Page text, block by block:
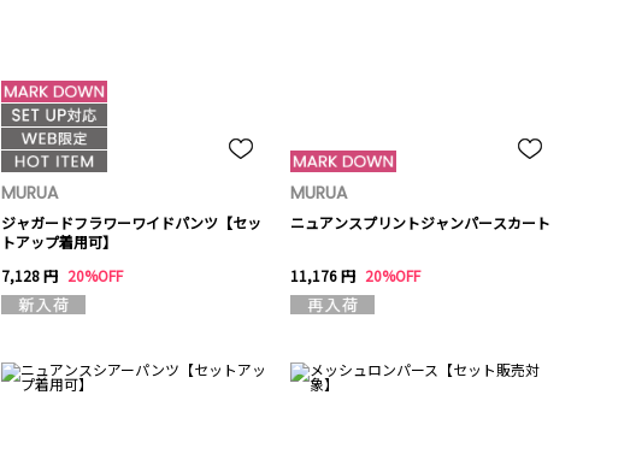
MURUA
ジャガードフラワーワイドパンツ【セッ
トアップ着用可】
7,128 円 20%OFF
MURUA
ニュアンスプリントジャンパースカート
11,176 円 20%OFF